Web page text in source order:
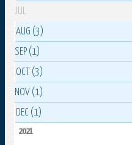
JUL
AUG (3)
SEP (1)
OCT (3)
NOV (1)
DEC (1)
2021